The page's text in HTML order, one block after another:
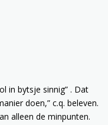
in bytsje sinnig” . Dat
doen,” c.q. beleven.
alleen de minpunten.